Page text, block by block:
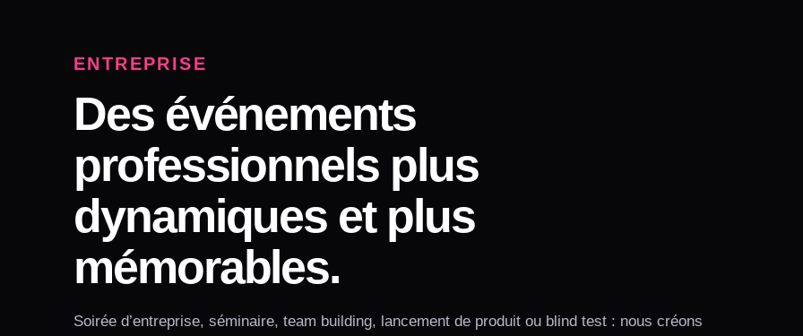
ENTREPRISE
Des événements
professionnels plus
dynamiques et plus
mémorables.
Soirée d’entreprise, séminaire, team building, lancement de produit ou blind test : nous créons